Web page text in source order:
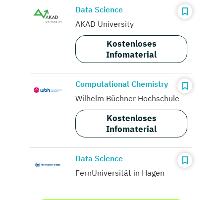
Data Science
AKAD University
Kostenloses
Infomaterial
Computational Chemistry
Wilhelm Büchner Hochschule
Kostenloses
Infomaterial
Data Science
FernUniversität in Hagen